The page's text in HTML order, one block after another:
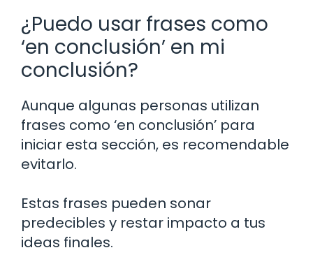
¿Puedo usar frases como
‘en conclusión’ en mi
conclusión?
Aunque algunas personas utilizan
frases como ‘en conclusión’ para
iniciar esta sección, es recomendable
evitarlo.
Estas frases pueden sonar
predecibles y restar impacto a tus
ideas finales.